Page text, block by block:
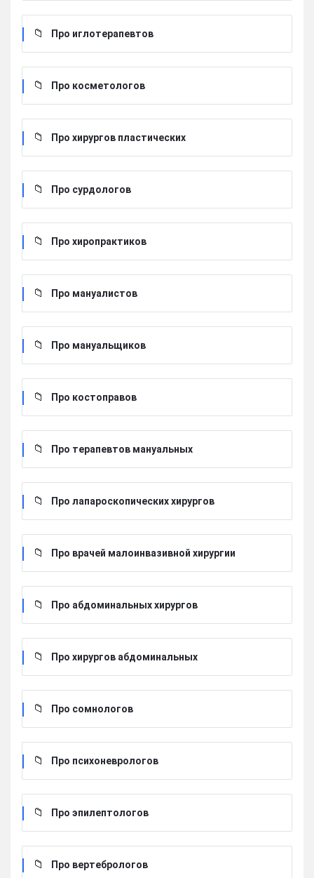
Про иглотерапевтов
Про косметологов
Про хирургов пластических
Про сурдологов
Про хиропрактиков
Про мануалистов
Про мануальщиков
Про костоправов
Про терапевтов мануальных
Про лапароскопических хирургов
Про врачей малоинвазивной хирургии
Про абдоминальных хирургов
Про хирургов абдоминальных
Про сомнологов
Про психоневрологов
Про эпилептологов
Про вертебрологов